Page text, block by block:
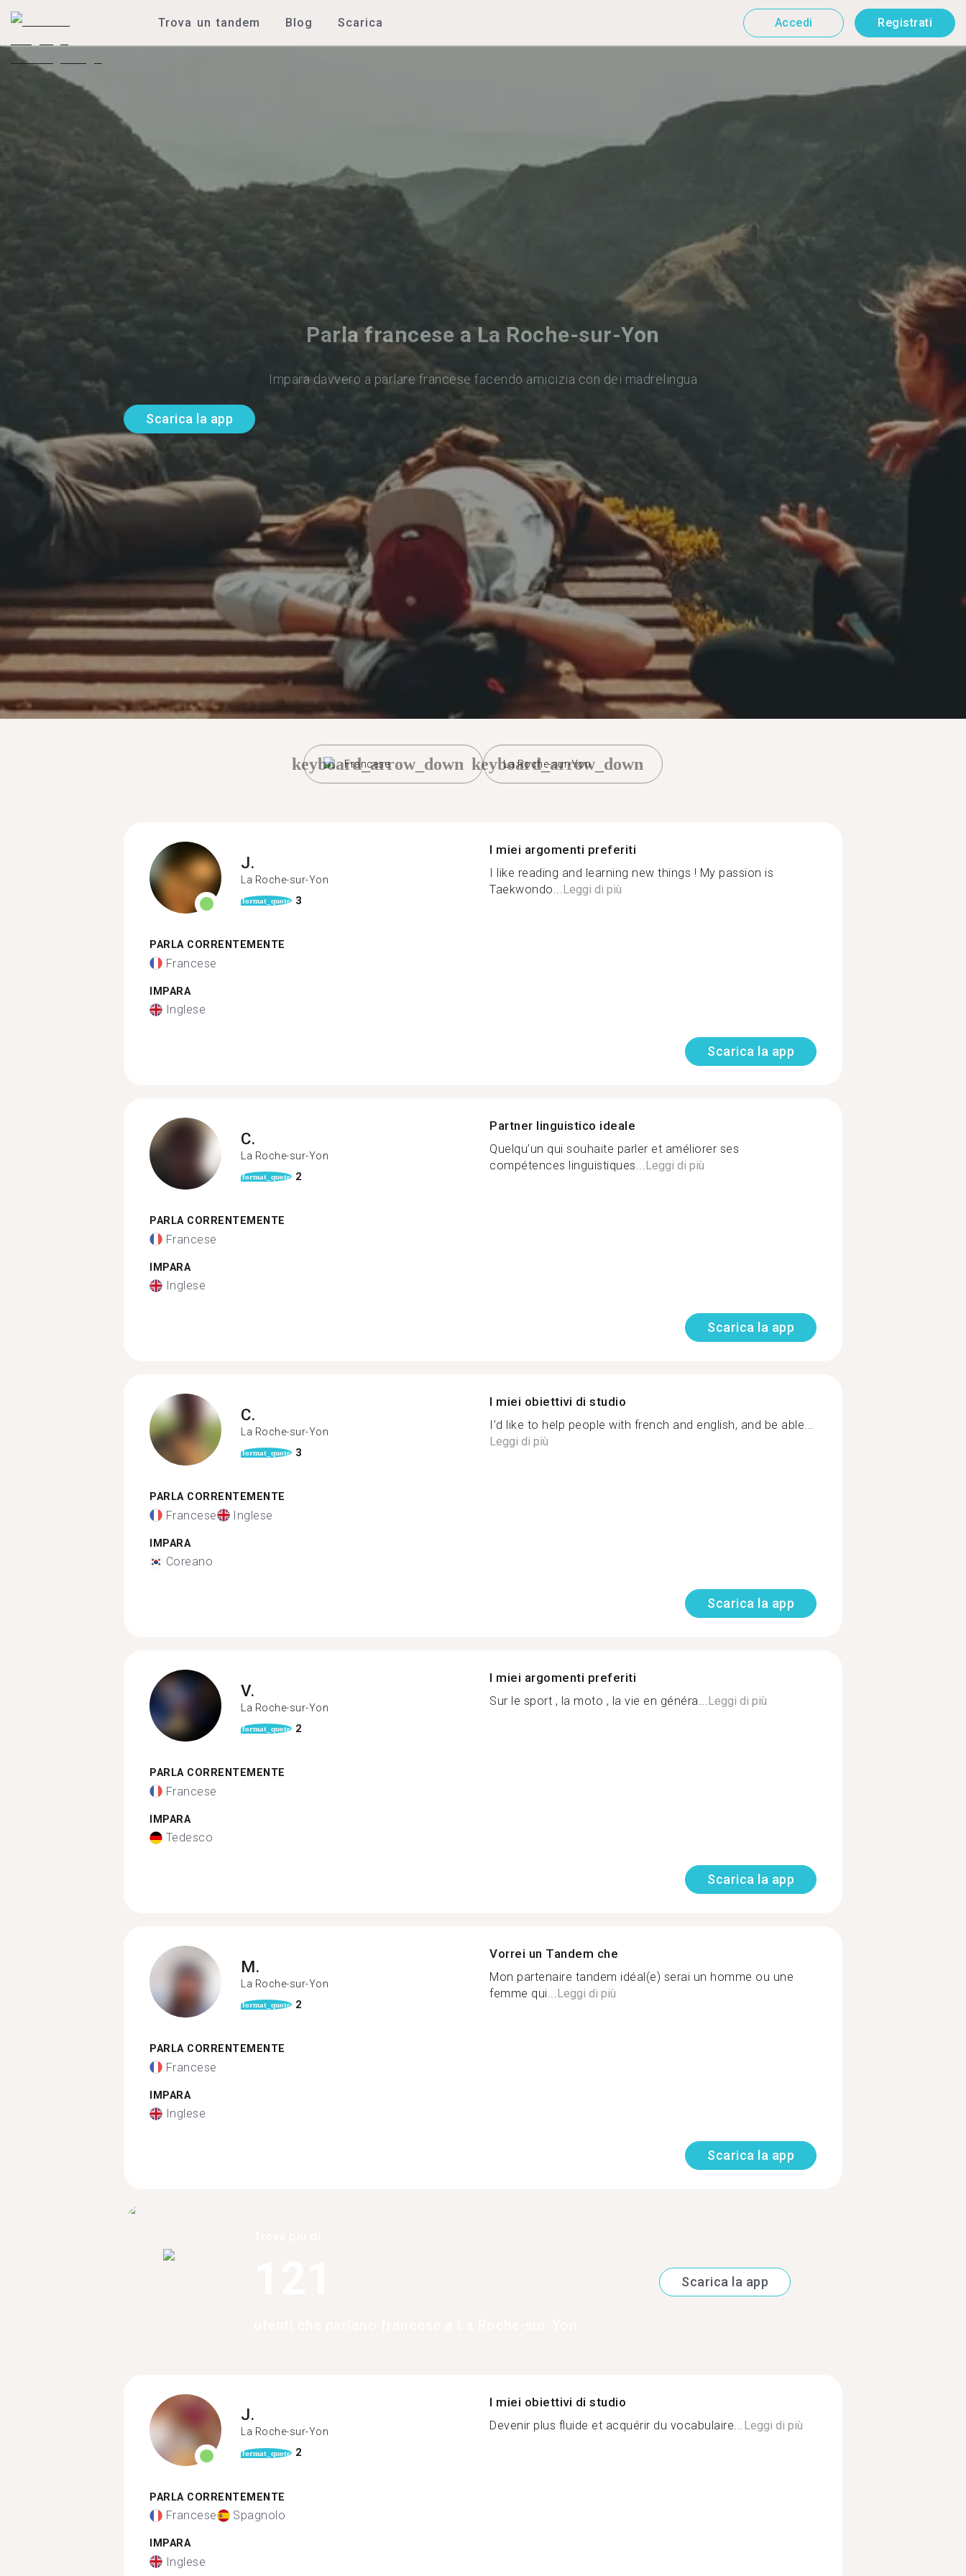
Trova un tandem Blog Scarica Accedi Registrati
Parla francese a La Roche-sur-Yon
Impara davvero a parlare francese facendo amicizia con dei madrelingua
Scarica la app
Francese
keyboard_arrow_down La Roche-sur-Yon
keyboard_arrow_down
J.
La Roche-sur-Yon
format_quote 3
PARLA CORRENTEMENTE
Francese
IMPARA
Inglese
I miei argomenti preferiti
I like reading and learning new things ! My passion is
Taekwondo...Leggi di più
Scarica la app
C.
La Roche-sur-Yon
format_quote 2
PARLA CORRENTEMENTE
Francese
IMPARA
Inglese
Partner linguistico ideale
Quelqu’un qui souhaite parler et améliorer ses
compétences linguistiques...Leggi di più
Scarica la app
C.
La Roche-sur-Yon
format_quote 3
PARLA CORRENTEMENTE
Francese Inglese
IMPARA
Coreano
I miei obiettivi di studio
I’d like to help people with french and english, and be able...
Leggi di più
Scarica la app
V.
La Roche-sur-Yon
format_quote 2
PARLA CORRENTEMENTE
Francese
IMPARA
Tedesco
I miei argomenti preferiti
Sur le sport , la moto , la vie en généra...Leggi di più
Scarica la app
M.
La Roche-sur-Yon
format_quote 2
PARLA CORRENTEMENTE
Francese
IMPARA
Inglese
Vorrei un Tandem che
Mon partenaire tandem idéal(e) serai un homme ou une
femme qui...Leggi di più
Scarica la app
Scarica la app
J.
La Roche-sur-Yon
format_quote 2
PARLA CORRENTEMENTE
Francese Spagnolo
IMPARA
Inglese
I miei obiettivi di studio
Devenir plus fluide et acquérir du vocabulaire... Leggi di più